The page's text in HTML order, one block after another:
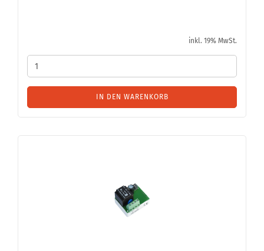
inkl. 19% MwSt.
IN DEN WARENKORB